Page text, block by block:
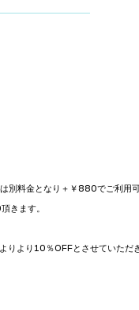
別料金となり＋￥880でご利用
きます。
りより10％OFFとさせていただ